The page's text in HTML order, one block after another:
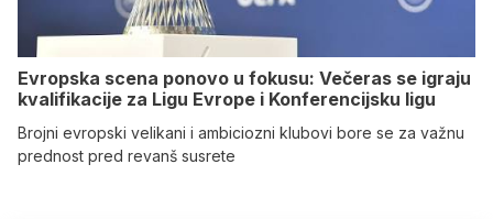
Evropska scena ponovo u fokusu: Večeras se igraju
kvalifikacije za Ligu Evrope i Konferencijsku ligu
Brojni evropski velikani i ambiciozni klubovi bore se za važnu
prednost pred revanš susrete